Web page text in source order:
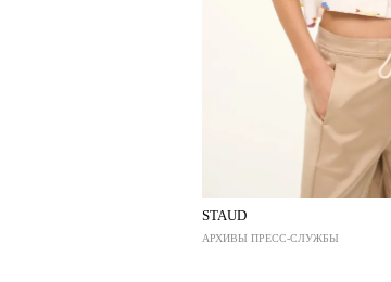
STAUD
АРХИВЫ ПРЕСС-СЛУЖБЫ